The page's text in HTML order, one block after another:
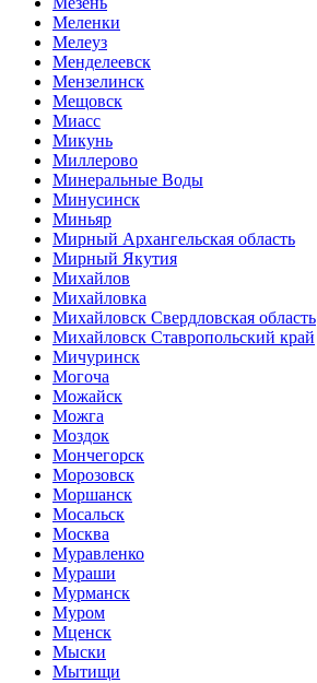
Меленки
Мелеуз
Менделеевск
Мензелинск
Мещовск
Миасс
Микунь
Миллерово
Минеральные Воды
Минусинск
Миньяр
Мирный Архангельская область
Мирный Якутия
Михайлов
Михайловка
Михайловск Свердловская область
Михайловск Ставропольский край
Мичуринск
Могоча
Можайск
Можга
Моздок
Мончегорск
Морозовск
Моршанск
Мосальск
Москва
Муравленко
Мураши
Мурманск
Муром
Мценск
Мыски
Мытищи